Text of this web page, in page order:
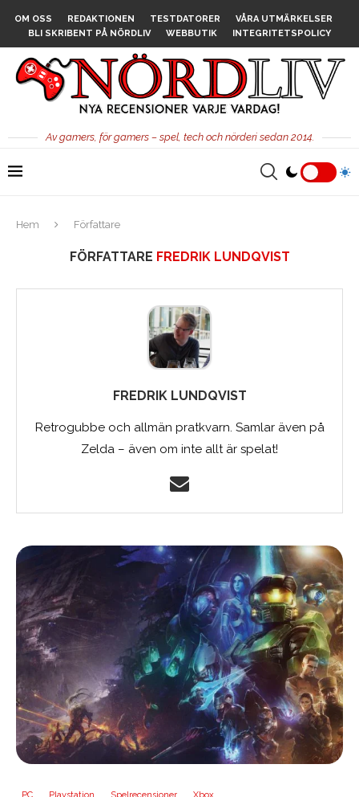
OM OSS REDAKTIONEN TESTDATORER
VÅRA UTMÄRKELSER
BLI SKRIBENT PÅ NÖRDLIV
WEBBUTIK INTEGRITETSPOLICY
Av gamers, för gamers – spel, tech och nörderi sedan 2014.
Hem Författare
FÖRFATTARE FREDRIK LUNDQVIST
FREDRIK LUNDQVIST
Retrogubbe och allmän pratkvarn. Samlar även på
Zelda – även om inte allt är spelat!